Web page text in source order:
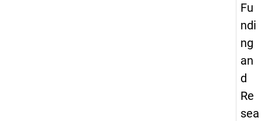
Fu
ndi
ng
an
d
Re
sea